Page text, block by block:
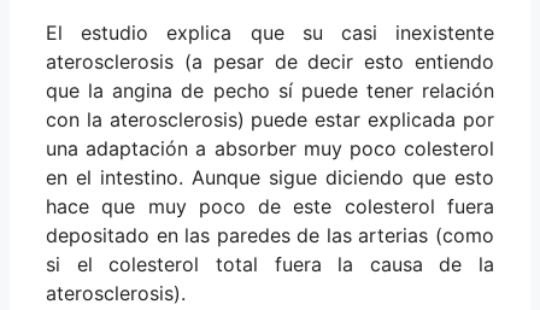
El estudio explica que su casi inexistente
aterosclerosis (a pesar de decir esto entiendo
que la angina de pecho sí puede tener relación
con la aterosclerosis) puede estar explicada por
una adaptación a absorber muy poco colesterol
en el intestino. Aunque sigue diciendo que esto
hace que muy poco de este colesterol fuera
depositado en las paredes de las arterias (como
si el colesterol total fuera la causa de la
aterosclerosis).